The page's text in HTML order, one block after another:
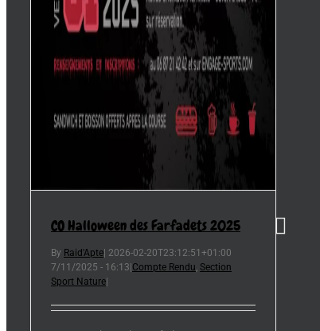
CO Halloween des Farfadets 2025
By Raid'Apte| 2026-02-20T23:12:51+01:00
7/11/2025 - 16:13|Compte Rendu Section
Sport Nature|